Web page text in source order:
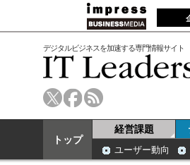
デジタルビジネスを加速する専門情報サイト
トップ
経営課題
ユーザー動向